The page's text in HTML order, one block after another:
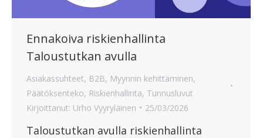
Ennakoiva riskienhallinta
Taloustutkan avulla
Asiakassuhteet, B2B, Myynnin kehittäminen,
Päätöksenteko, Riskienhallinta, Tunnusluvut
Kirjoittanut: Urho Vyyryläinen 25/03/2026
Taloustutkan avulla riskienhallinta